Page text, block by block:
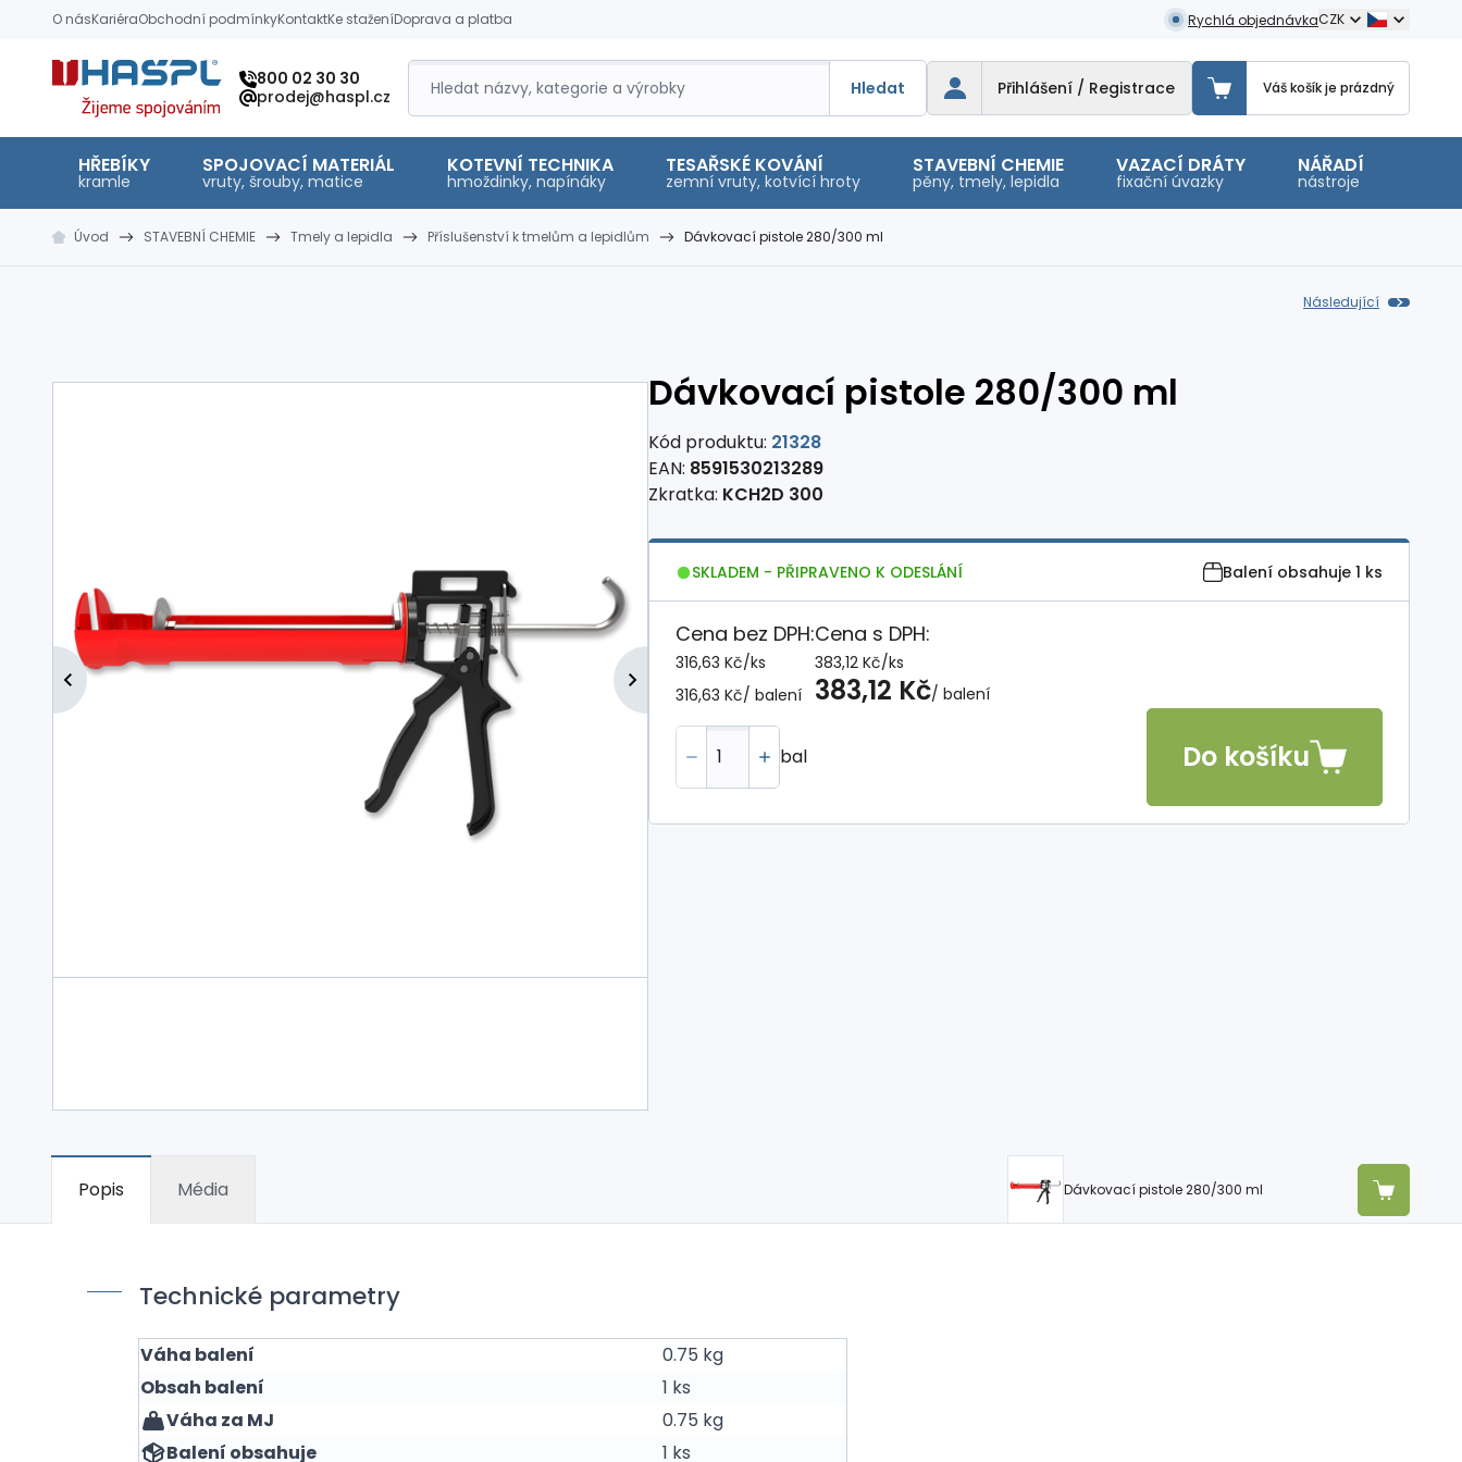
O násKariéraObchodní podmínkyKontaktKe staženíDoprava a platba Rychlá objednávkaCZK
Hašpl
800 02 30 30
prodej@haspl.cz
Hledat Přihlášení / Registrace Váš košík je prázdný
HŘEBÍKY
kramle
SPOJOVACÍ MATERIÁL
vruty, šrouby, matice
KOTEVNÍ TECHNIKA
hmoždinky, napínáky
TESAŘSKÉ KOVÁNÍ
zemní vruty, kotvící hroty
STAVEBNÍ CHEMIE
pěny, tmely, lepidla
VAZACÍ DRÁTY
fixační úvazky
NÁŘADÍ
nástroje
Úvod STAVEBNÍ CHEMIE Tmely a lepidla Příslušenství k tmelům a lepidlům Dávkovací pistole 280/300 ml
Následující
Dávkovací pistole 280/300 ml
Kód produktu: 21328
EAN: 8591530213289
Zkratka: KCH2D 300
SKLADEM - PŘIPRAVENO K ODESLÁNÍ Balení obsahuje 1 ks
Cena bez DPH:
316,63 Kč/ks
316,63 Kč/ balení
Cena s DPH:
383,12 Kč/ks
383,12 Kč/ balení
bal Do košíku
Popis Média Dávkovací pistole 280/300 ml
Technické parametry
Váha balení
0.75 kg
Obsah balení
1 ks
Váha za MJ
0.75 kg
Balení obsahuje
1 ks